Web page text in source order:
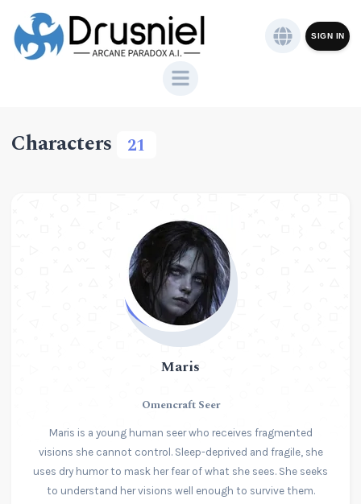
SIGN IN
Characters 21
Maris
Omencraft Seer
Maris is a young human seer who receives fragmented
visions she cannot control. Sleep-deprived and fragile, she
uses dry humor to mask her fear of what she sees. She seeks
to understand her visions well enough to survive them.